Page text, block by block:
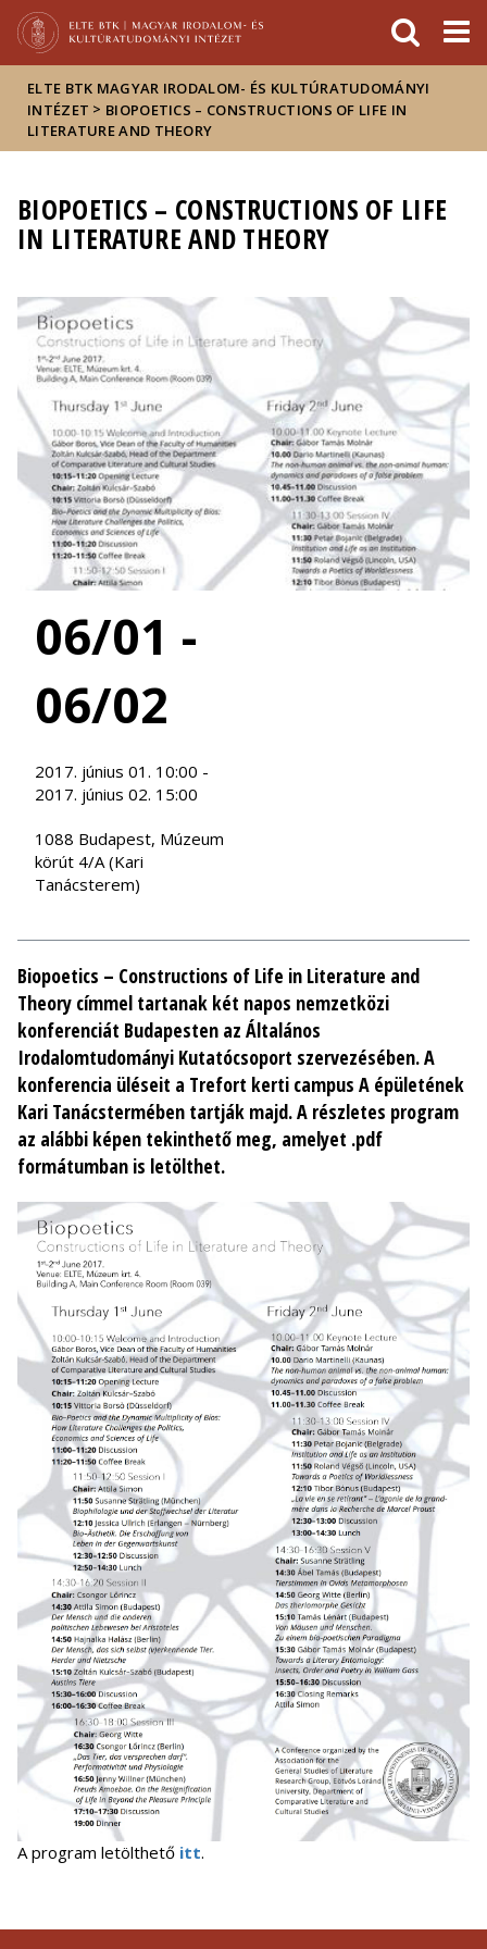
Hírek
Események
ELTE a
sajtóban
ELTE BTK MAGYAR IRODALOM- ÉS KULTÚRATUDOMÁNYI
INTÉZET > BIOPOETICS – CONSTRUCTIONS OF LIFE IN
LITERATURE AND THEORY
BIOPOETICS – CONSTRUCTIONS OF LIFE
IN LITERATURE AND THEORY
06/01 -
06/02
2017. június 01. 10:00 -
2017. június 02. 15:00
1088 Budapest, Múzeum
körút 4/A (Kari
Tanácsterem)
Biopoetics – Constructions of Life in Literature and
Theory címmel tartanak két napos nemzetközi
konferenciát Budapesten az Általános
Irodalomtudományi Kutatócsoport szervezésében. A
konferencia üléseit a Trefort kerti campus A épületének
Kari Tanácstermében tartják majd. A részletes program
az alábbi képen tekinthető meg, amelyet .pdf
formátumban is letölthet.
A program letölthető itt.